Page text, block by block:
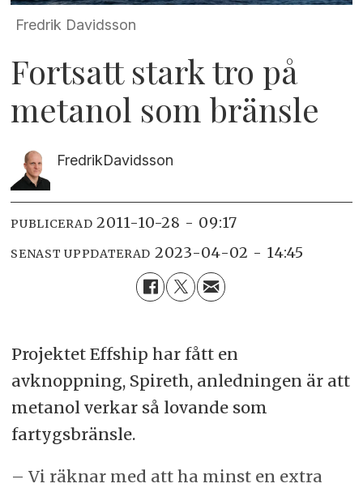
Fredrik Davidsson
Fortsatt stark tro på
metanol som bränsle
FredrikDavidsson
PUBLICERAD 2011-10-28 - 09:17
SENAST UPPDATERAD 2023-04-02 - 14:45
Projektet Effship har fått en
avknoppning, Spireth, anledningen är att
metanol verkar så lovande som
fartygsbränsle.
– Vi räknar med att ha minst en extra